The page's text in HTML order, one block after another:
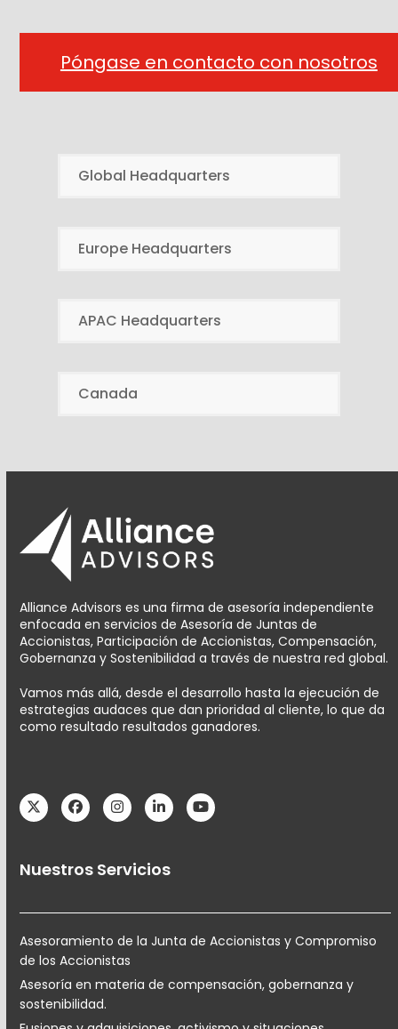
Póngase en contacto con nosotros
Global Headquarters
Europe Headquarters
APAC Headquarters
Canada
Alliance Advisors es una firma de asesoría independiente
enfocada en servicios de Asesoría de Juntas de
Accionistas, Participación de Accionistas, Compensación,
Gobernanza y Sostenibilidad a través de nuestra red global.
Vamos más allá, desde el desarrollo hasta la ejecución de
estrategias audaces que dan prioridad al cliente, lo que da
como resultado resultados ganadores.
TwitterFacebookInstagram
LinkedInYouTube
Nuestros Servicios
Asesoramiento de la Junta de Accionistas y Compromiso
de los Accionistas
Asesoría en materia de compensación, gobernanza y
sostenibilidad.